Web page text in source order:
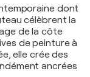
dont
célèbrent la
de la côte
de peinture à
elle crée des
ancrées